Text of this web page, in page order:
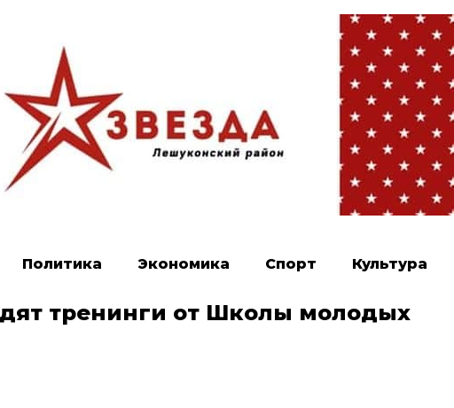
Политика Экономика Спорт Культура
тренинги от Школы молодых